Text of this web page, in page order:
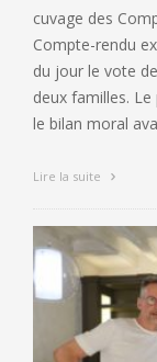
cuvage des
Compte-rendu
du jour le vote
deux familles.
le bilan moral
Lire la suite